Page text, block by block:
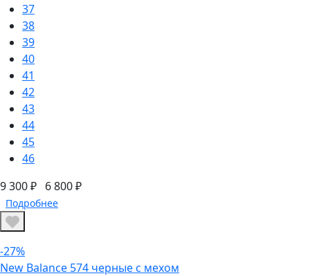
37
38
39
40
41
42
43
44
45
46
9 300 ₽ 6 800 ₽
Подробнее
-27%
New Balance 574 черные с мехом